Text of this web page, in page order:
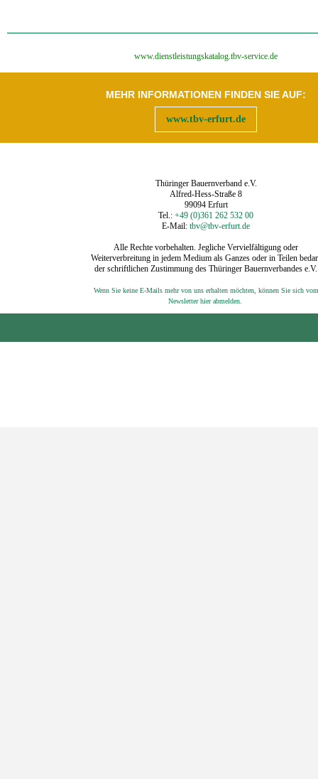
‍www.dienstleistungskatalog.tbv-service.de
MEHR INFORMATIONEN FINDEN SIE AUF:
www.tbv-erfurt.de
Thüringer Bauernverband e.V.
Alfred-Hess-Straße 8
99094 Erfurt
Tel.: +49 (0)361 262 532 00
E-Mail: tbv@tbv-erfurt.de
Alle Rechte vorbehalten. Jegliche Vervielfältigung oder
Weiterverbreitung in jedem Medium als Ganzes oder in Teilen
der schriftlichen Zustimmung des Thüringer Bauernverbandes e.V.
Wenn Sie keine E-Mails mehr von uns erhalten möchten, können Sie sich vom
Newsletter hier abmelden.